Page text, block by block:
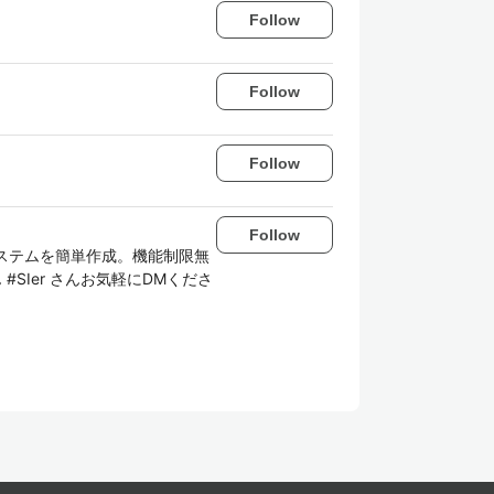
Follow
Follow
Follow
テムを簡単作成。機能制限無
さんお気軽にDMくださ
Follow